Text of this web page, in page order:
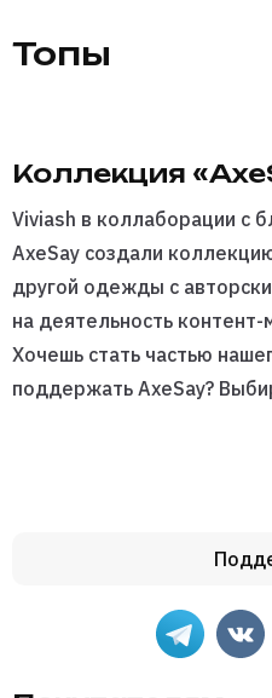
Топы
Коллекция
Viviash в коллаборации с
AxeSay создали
другой одежды с
на деятельность контент-
Хочешь стать частью
поддержать AxeSay?
Чтобы купить товары из
доставку. Товар
СДЕК-ом в любой город